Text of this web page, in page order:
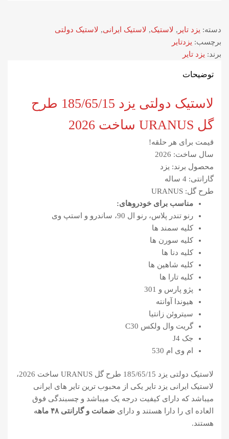
دسته: یزد تایر , لاستیک, لاستیک ایرانی, لاستیک دولتی
برچسب: یزدتایر
برند: یزد تایر
توضیحات
لاستیک دولتی یزد 185/65/15 طرح
گل URANUS ساخت 2026
قیمت برای هر حلقه!
سال ساخت: 2026
محصول برند: یزد
گارانتی: 4 ساله
طرح گل: URANUS
مناسب برای خودروهای:
رنو تندر پلاس، رنو ال 90، ساندرو و استپ وی
کلیه سمند ها
کلیه سورن ها
کلیه دنا ها
کلیه شاهین ها
کلیه تارا ها
پژو پارس و 301
هیوندا آوانته
سیتروئن زانتیا
گریت وال ولکس C30
جک J4
ام وی ام 530
لاستیک دولتی یزد 185/65/15 طرح گل URANUS ساخت 2026،
لاستیک ایرانی یزد تایر یکی از محبوب ترین تایر های ایرانی
میباشد که دارای کیفیت درجه یک میباشد و چسبندگی فوق
العاده ای را دارا هستند و دارای ضمانت و گارانتی ۴۸ ماه
ه
هستند.